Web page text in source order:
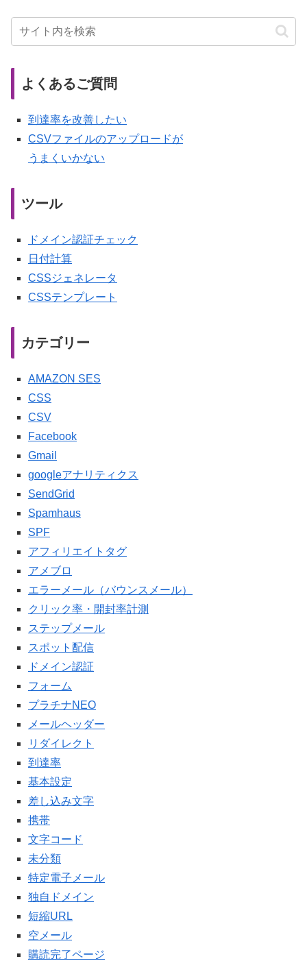
よくあるご質問
到達率を改善したい
CSVファイルのアップロードが
うまくいかない
ツール
ドメイン認証チェック
日付計算
CSSジェネレータ
CSSテンプレート
カテゴリー
AMAZON SES
CSS
CSV
Facebook
Gmail
googleアナリティクス
SendGrid
Spamhaus
SPF
アフィリエイトタグ
アメブロ
エラーメール（バウンスメール）
クリック率・開封率計測
ステップメール
スポット配信
ドメイン認証
フォーム
プラチナNEO
メールヘッダー
リダイレクト
到達率
基本設定
差し込み文字
携帯
文字コード
未分類
特定電子メール
独自ドメイン
短縮URL
空メール
購読完了ページ